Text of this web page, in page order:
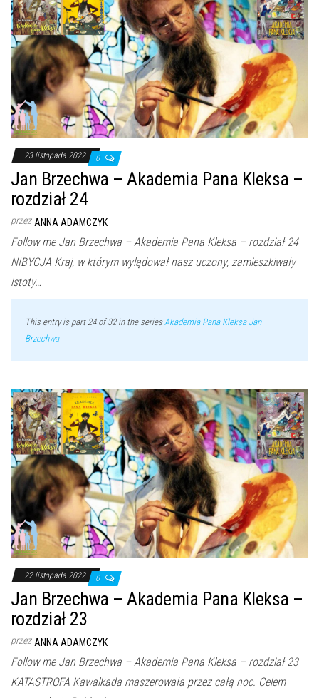
23 listopada 2022 0
Jan Brzechwa – Akademia Pana Kleksa –
rozdział 24
przez ANNA ADAMCZYK
Follow me Jan Brzechwa – Akademia Pana Kleksa – rozdział 24
NIBYCJA Kraj, w którym wylądował nasz uczony, zamieszkiwały
istoty…
This entry is part 24 of 32 in the seriesAkademia Pana Kleksa Jan
Brzechwa
22 listopada 2022 0
Jan Brzechwa – Akademia Pana Kleksa –
rozdział 23
przez ANNA ADAMCZYK
Follow me Jan Brzechwa – Akademia Pana Kleksa – rozdział 23
KATASTROFA Kawalkada maszerowała przez całą noc. Celem